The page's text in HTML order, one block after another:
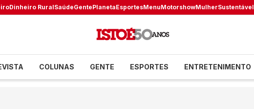
Dinheiro RuralSaúdeGentePlanetaEsportesMenuMotorshowMulherSustentável
COLUNAS GENTE ESPORTES ENTRETENIMENTO